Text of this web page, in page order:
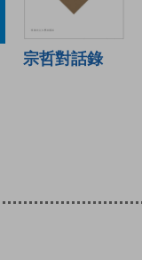
宗哲對話錄